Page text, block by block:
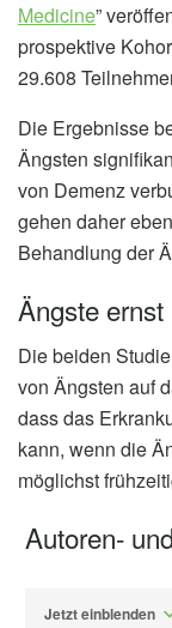
Medicine”
prospektive
29.608
Die Ergebnisse
Ängsten
von Demenz
gehen daher
Behandlung der
Ängste
Die beiden
von Ängsten auf
dass das
kann, wenn die
möglichst
Autoren-
Jetzt einblenden